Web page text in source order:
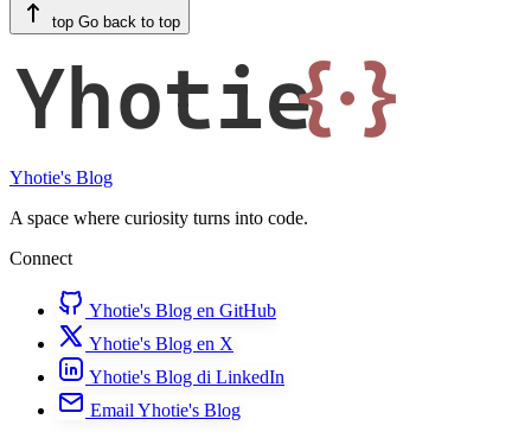
top Go back to top
Yhotie{·}
Yhotie's Blog
A space where curiosity turns into code.
Connect
Yhotie's Blog en GitHub
Yhotie's Blog en X
Yhotie's Blog di LinkedIn
Email Yhotie's Blog